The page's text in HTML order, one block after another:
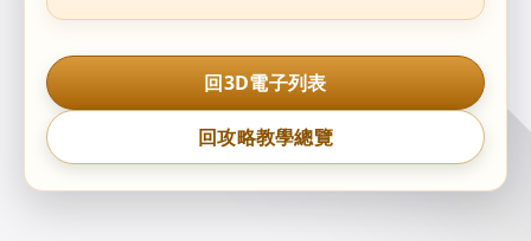
回3D電子列表
回攻略教學總覽